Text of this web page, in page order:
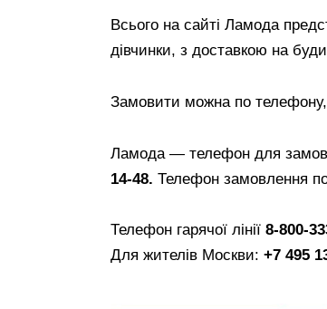
Всього на сайті Ламода
дівчинки, з доставкою на
Замовити можна по телефону,
Ламода — телефон для
14-48. Телефон замовлення по
Телефон гарячої лінії 8-800-
Для жителів Москви: +7 495